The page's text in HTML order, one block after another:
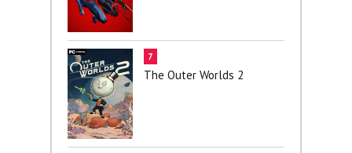
7
The Outer Worlds 2